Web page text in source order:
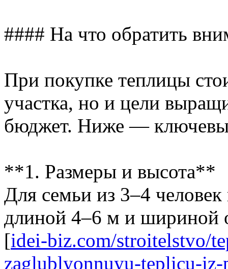
#### На что обратить
При покупке теплицы
участка, но и цели
бюджет. Ниже —
**1. Размеры и высота**
Для семьи из 3–4
длиной 4–6 м и шириной
[idei-biz.com/stroitelstvo/
zaglublyonnuyu-teplicu-